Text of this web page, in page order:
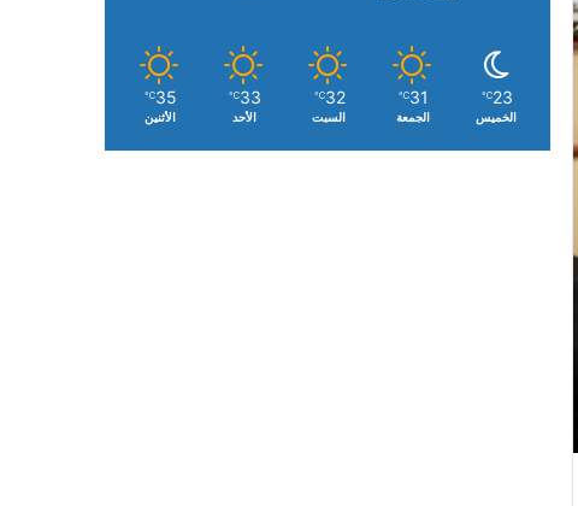
23
℃
الخميس
31
℃
الجمعة
32
℃
السبت
33
℃
الأحد
35
℃
الأثنين